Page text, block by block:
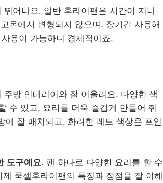
어나요. 일반 후라이팬은 시간이 지나
온에서 변형되지 않으며, 장기간 사용해
용이 가능하니 경제적이죠.
방 인테리어와 잘 어울려요. 다양한 색
수 있고, 요리를 더욱 즐겁게 만들어 줘
잘 매치되고, 화려한 레드 색상은 포인
도구예요. 팬 하나로 다양한 요리를 할 수
쿡셀후라이팬의 특징과 장점을 잘 이해